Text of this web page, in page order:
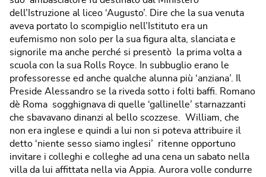
dell’Istruzione al liceo ‘Augusto’. Dire che la sua venuta
aveva portato lo scompiglio nell’Istituto era un
eufemismo non solo per la sua figura alta, slanciata e
signorile ma anche perché si presentò la prima volta a
scuola con la sua Rolls Royce. In subbuglio erano le
professoresse ed anche qualche alunna più ‘anziana’. Il
Preside Alessandro se la riveda sotto i folti baffi. Romano
dè Roma sogghignava di quelle ‘gallinelle’ starnazzanti
che sbavavano dinanzi al bello scozzese. William, che
non era inglese e quindi a lui non si poteva attribuire il
detto ‘niente sesso siamo inglesi’ ritenne opportuno
invitare i colleghi e colleghe ad una cena un sabato nella
villa da lui affittata nella via Appia. Aurora volle condurre